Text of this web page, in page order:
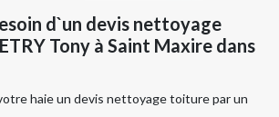
d`un devis nettoyage
Tony à Saint Maxire dans
haie un devis nettoyage toiture par un